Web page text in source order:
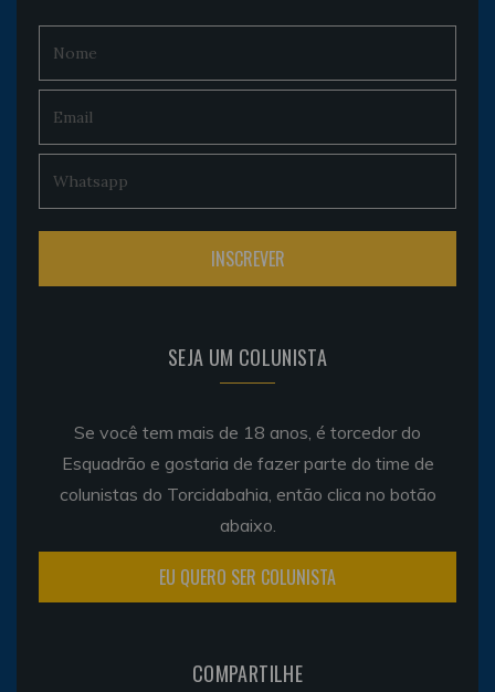
SEJA UM COLUNISTA
Se você tem mais de 18 anos, é torcedor do
Esquadrão e gostaria de fazer parte do time de
colunistas do Torcidabahia, então clica no botão
abaixo.
EU QUERO SER COLUNISTA
COMPARTILHE